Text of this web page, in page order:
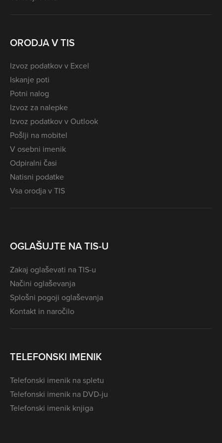
ORODJA V TIS
Izvoz podatkov v Excel
Iskanje poti
Potni nalog
Izvoz za nalepke
Izvoz podatkov v Outlook
Pošlji na mobitel
V osebni imenik
Odpiralni časi
Natisni podatke
Vsa orodja v TIS
OGLAŠUJTE NA TIS-U
Zakaj oglaševati na TIS-u
Načini oglaševanja
Splošni pogoji oglaševanja
Kontakt in naročilo
TELEFONSKI IMENIK
Telefonski imenik na spletu
Telefonski imenik na DVD-ju
Telefonski imenik knjiga